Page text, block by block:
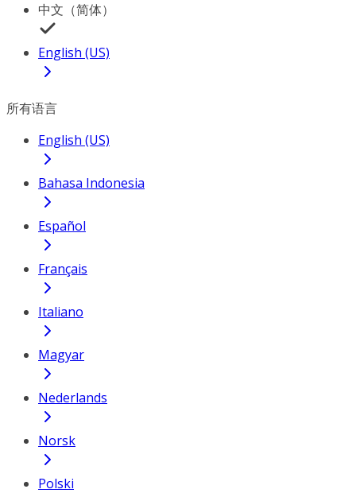
中文（简体）
English (US)
所有语言
English (US)
Bahasa Indonesia
Español
Français
Italiano
Magyar
Nederlands
Norsk
Polski